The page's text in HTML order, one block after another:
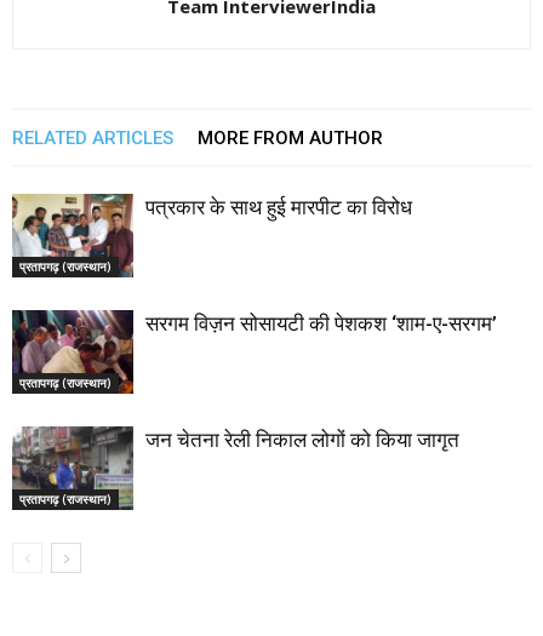
Team InterviewerIndia
RELATED ARTICLES MORE FROM AUTHOR
प्रतापगढ़ (राजस्थान)
पत्रकार के साथ हुई मारपीट का विरोध
प्रतापगढ़ (राजस्थान)
सरगम विज़न सोसायटी की पेशकश ‘शाम-ए-सरगम’
प्रतापगढ़ (राजस्थान)
जन चेतना रेली निकाल लोगों को किया जागृत